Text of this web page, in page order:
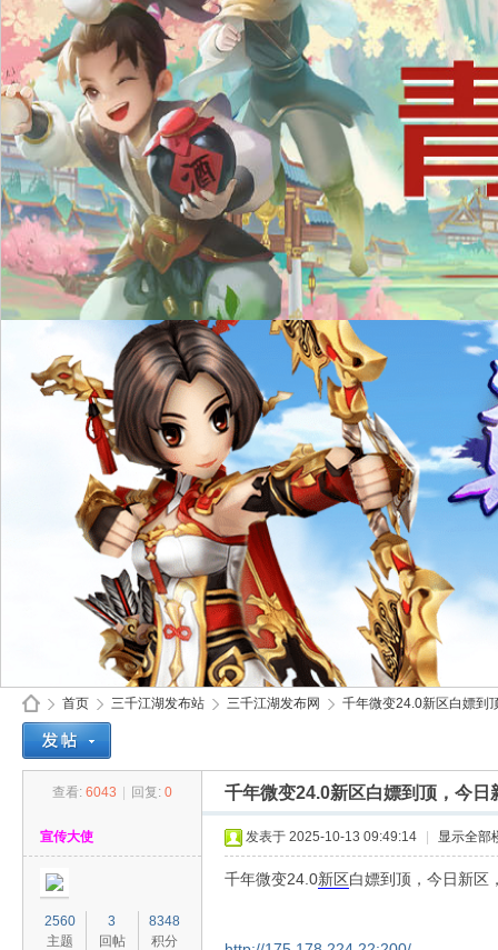
首页
›
三千江湖发布站 三千江湖发布网
›
千年微变24.0新区白嫖到
查看: 6043 回复: 0 千年微变24.0新区白嫖到顶，今
宣传大使
2560
主题
3
回帖
8348
积分
发表于 2025-10-13 09:49:14 显示全部
千年微变24.0新区白嫖到顶，今日新区